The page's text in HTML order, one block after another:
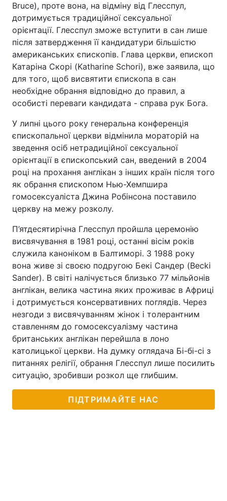
Bruce), проте вона, на відміну від Глесспул,
дотримується традиційної сексуальної
орієнтації. Глесспул зможе вступити в сан лише
після затвердження її кандидатури більшістю
американських єпископів. Глава церкви, епископ
Катаріна Скорі (Katharine Schori), вже заявила, що
для того, щоб висвятити єпископа в сан
необхідне обрання відповідно до правил, а
особисті переваги кандидата - справа рук Бога.
У липні цього року генеральна конференція
єпископальної церкви відмінила мораторій на
зведення осіб нетрадиційної сексуальної
орієнтації в єпископський сан, введений в 2004
році на прохання англікан з інших країн після того
як обрання єпископом Нью-Хемпшира
гомосексуаліста Джина Робінсона поставило
церкву на межу розколу.
П’ятдесятирічна Глесспул пройшла церемонію
висвячування в 1981 році, останні вісім років
служила каноніком в Балтиморі. З 1988 року
вона живе зі своєю подругою Бекі Сандер (Becki
Sander). В світі налічується близько 77 мільйонів
англікан, велика частина яких проживає в Африці
і дотримується консервативних поглядів. Через
незгоди з висвячуванням жінок і толерантним
ставленням до гомосексуалізму частина
британських англікан перейшла в лоно
католицької церкви. На думку оглядача Бі-бі-сі з
питаннях релігії, обрання Глесспул лише посилить
ситуацію, зробивши розкол ще глибшим.
ПІДТРИМАЙТЕ НАС